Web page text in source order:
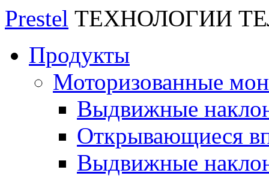
Prestel ТЕХНОЛОГИИ
Продукты
Моторизованные
Выдвижные
Открывающиеся
Выдвижные